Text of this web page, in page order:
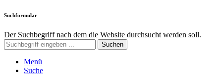
Suchformular
Der Suchbegriff nach dem die Website durchsucht werden soll.
Suchen
Menü
Suche